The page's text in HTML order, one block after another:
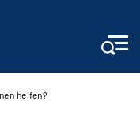
helfen?